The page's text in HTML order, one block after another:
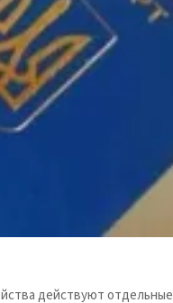
действуют отдельные